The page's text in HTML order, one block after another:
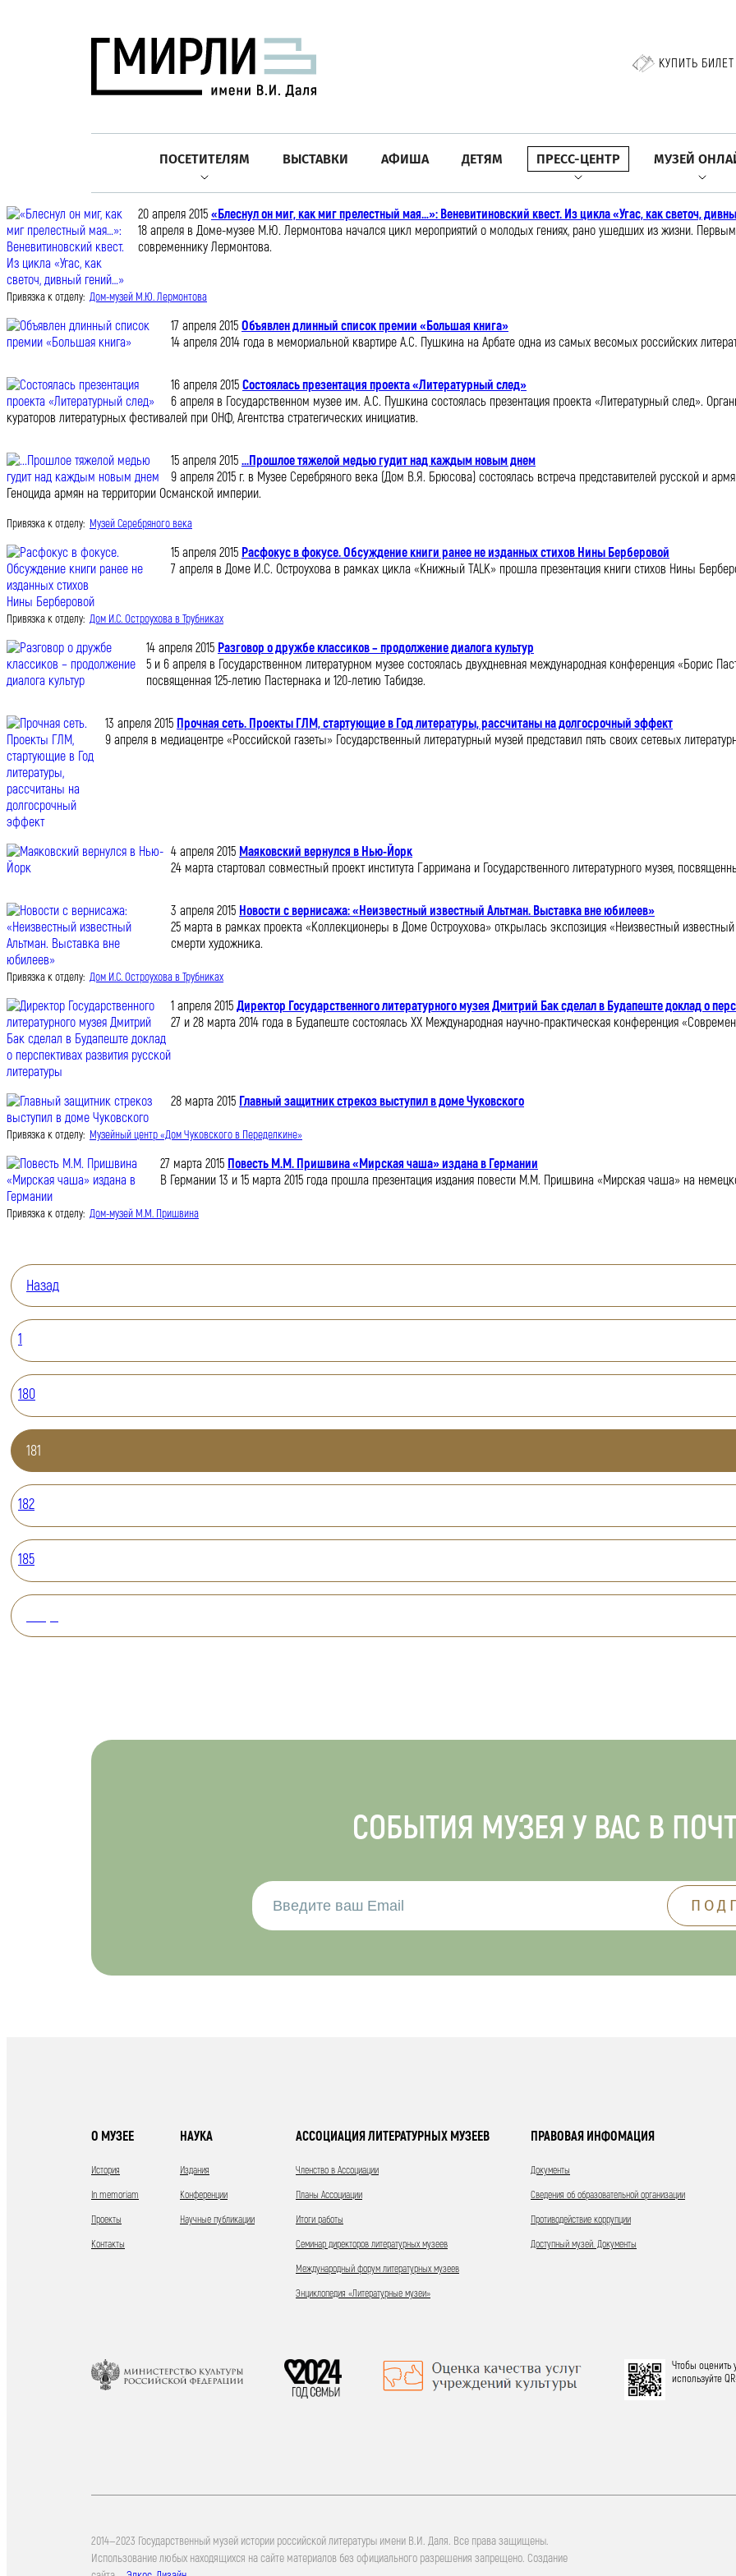
КУПИТЬ БИЛЕТ
ПОСЕТИТЕЛЯМ ВЫСТАВКИ АФИША ДЕТЯМ ПРЕСС-ЦЕНТР МУЗЕЙ
20 апреля 2015 «Блеснул он миг, как миг прелестный мая…»: Веневитиновский квест. Из цикла «Угас, как светоч,
18 апреля в Доме-музее М.Ю. Лермонтова начался цикл мероприятий о молодых гениях, рано ушедших из жизни.
современнику Лермонтова.
Привязка к отделу: Дом-музей М.Ю. Лермонтова
17 апреля 2015 Объявлен длинный список премии «Большая книга»
14 апреля 2014 года в мемориальной квартире А.С. Пушкина на Арбате одна из самых весомых российских
16 апреля 2015 Состоялась презентация проекта «Литературный след»
6 апреля в Государственном музее им. А.С. Пушкина состоялась презентация проекта «Литературный след».
кураторов литературных фестивалей при ОНФ, Агентства стратегических инициатив.
15 апреля 2015 ...Прошлое тяжелой медью гудит над каждым новым днем
9 апреля 2015 г. в Музее Серебряного века (Дом В.Я. Брюсова) состоялась встреча представителей русской и
Геноцида армян на территории Османской империи.
Привязка к отделу: Музей Серебряного века
15 апреля 2015 Расфокус в фокусе. Обсуждение книги ранее не изданных стихов Нины Берберовой
7 апреля в Доме И.С. Остроухова в рамках цикла «Книжный TALK» прошла презентация книги стихов Нины
Привязка к отделу: Дом И.С. Остроухова в Трубниках
14 апреля 2015 Разговор о дружбе классиков – продолжение диалога культур
5 и 6 апреля в Государственном литературном музее состоялась двухдневная международная конференция «Борис
посвященная 125-летию Пастернака и 120-летию Табидзе.
13 апреля 2015 Прочная сеть. Проекты ГЛМ, стартующие в Год литературы, рассчитаны на долгосрочный эффект
9 апреля в медиацентре «Российской газеты» Государственный литературный музей представил пять своих сетевых
4 апреля 2015 Маяковский вернулся в Нью-Йорк
24 марта стартовал совместный проект института Гарримана и Государственного литературного музея,
3 апреля 2015 Новости с вернисажа: «Неизвестный известный Альтман. Выставка вне юбилеев»
25 марта в рамках проекта «Коллекционеры в Доме Остроухова» открылась экспозиция «Неизвестный
смерти художника.
Привязка к отделу: Дом И.С. Остроухова в Трубниках
1 апреля 2015 Директор Государственного литературного музея Дмитрий Бак сделал в Будапеште доклад о
27 и 28 марта 2014 года в Будапеште состоялась XX Международная научно-практическая конференция
28 марта 2015 Главный защитник стрекоз выступил в доме Чуковского
Привязка к отделу: Музейный центр «Дом Чуковского в Переделкине»
27 марта 2015 Повесть М.М. Пришвина «Мирская чаша» издана в Германии
В Германии 13 и 15 марта 2015 года прошла презентация издания повести М.М. Пришвина «Мирская чаша» на
Привязка к отделу: Дом-музей М.М. Пришвина
Назад
1
180
181
182
185
СОБЫТИЯ МУЗЕЯ У ВАС В
О МУЗЕЕ
История
In memoriam
Проекты
Контакты
НАУКА
Издания
Конференции
Научные публикации
АССОЦИАЦИЯ ЛИТЕРАТУРНЫХ МУЗЕЕВ
Членство в Ассоциации
Планы Ассоциации
Итоги работы
Семинар директоров литературных музеев
Международный форум литературных музеев
Энциклопедия «Литературные музеи»
ПРАВОВАЯ ИНФОМАЦИЯ
Документы
Сведения об образовательной организации
Противодействие коррупции
Доступный музей. Документы
Чтобы оценить
используйте
2014—2023 Государственный музей истории российской литературы имени В.И. Даля. Все права защищены.
Использование любых находящихся на сайте материалов без официального разрешения запрещено. Создание